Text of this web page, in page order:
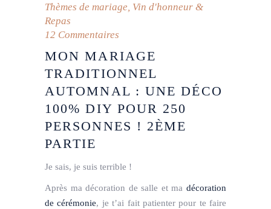
Thèmes de mariage, Vin d'honneur &
Repas
12 Commentaires
MON MARIAGE
TRADITIONNEL
AUTOMNAL : UNE DÉCO
100% DIY POUR 250
PERSONNES ! 2ÈME
PARTIE
Je sais, je suis terrible !
Après ma décoration de salle et ma décoration
de cérémonie, je t’ai fait patienter pour te faire